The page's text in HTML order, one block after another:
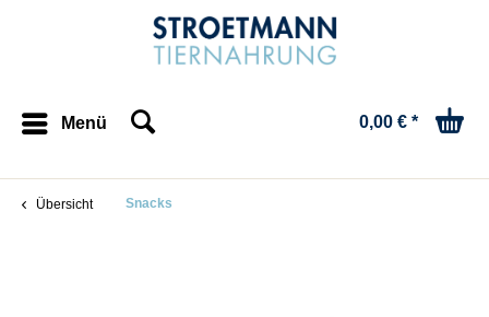
Menü 0,00 € *
Übersicht Snacks